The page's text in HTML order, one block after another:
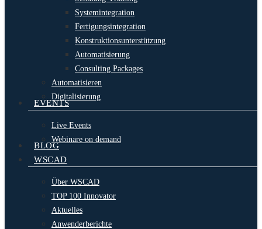
Systemintegration
Fertigungsintegration
Konstruktionsunterstützung
Automatisierung
Consulting Packages
Automatisieren
Digitalisierung
EVENTS
Live Events
Webinare on demand
BLOG
WSCAD
Über WSCAD
TOP 100 Innovator
Aktuelles
Anwenderberichte